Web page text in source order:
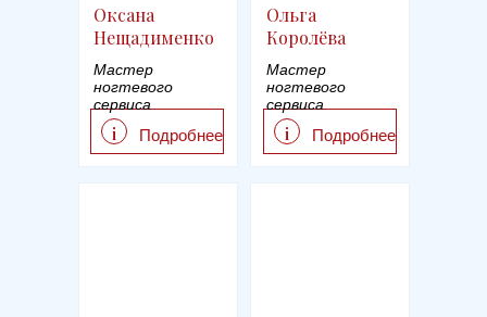
Подробнее
i
Оксана
Нещадименко
Мастер
ногтевого
сервиса
Подробнее
i
Ольга
Королёва
Мастер
ногтевого
сервиса